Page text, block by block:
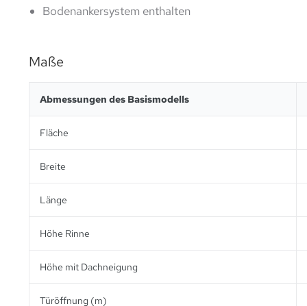
Bodenankersystem enthalten
Maße
Abmessungen des Basismodells
Fläche
Breite
Länge
Höhe Rinne
Höhe mit Dachneigung
Türöffnung (m)